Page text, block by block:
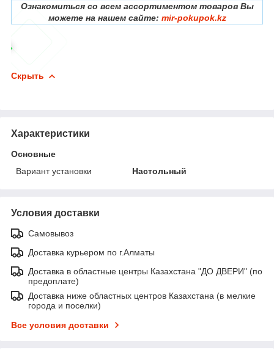
Ознакомиться со всем ассортиментом товаров Вы
можете на нашем сайте: mir-pokupok.kz
Скрыть
Характеристики
Основные
Вариант установки
Настольный
Условия доставки
Самовывоз
Доставка курьером по г.Алматы
Доставка в областные центры Казахстана "ДО ДВЕРИ" (по
предоплате)
Доставка ниже областных центров Казахстана (в мелкие
города и поселки)
Все условия доставки